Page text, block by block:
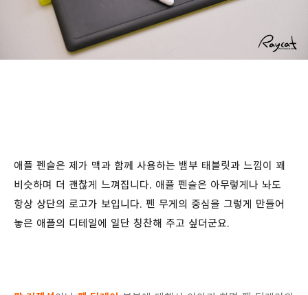
애플 펜슬은 제가 맥과 함께 사용하는 뱀부 태블릿과 느낌이 꽤
비슷하며 더 괜찮게 느껴집니다. 애플 펜슬은 아무렇게나 놔도
항상 상단의 로고가 보입니다. 펜 무게의 중심을 그렇게 만들어
놓은 애플의 디테일에 일단 칭찬해 주고 싶더군요.